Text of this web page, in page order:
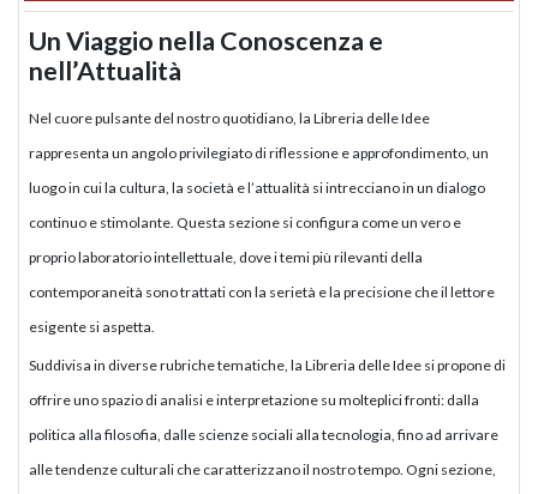
Un Viaggio nella Conoscenza e
nell’Attualità
Nel cuore pulsante del nostro quotidiano, la Libreria delle Idee
rappresenta un angolo privilegiato di riflessione e approfondimento, un
luogo in cui la cultura, la società e l’attualità si intrecciano in un dialogo
continuo e stimolante. Questa sezione si configura come un vero e
proprio laboratorio intellettuale, dove i temi più rilevanti della
contemporaneità sono trattati con la serietà e la precisione che il lettore
esigente si aspetta.
Suddivisa in diverse rubriche tematiche, la Libreria delle Idee si propone di
offrire uno spazio di analisi e interpretazione su molteplici fronti: dalla
politica alla filosofia, dalle scienze sociali alla tecnologia, fino ad arrivare
alle tendenze culturali che caratterizzano il nostro tempo. Ogni sezione,